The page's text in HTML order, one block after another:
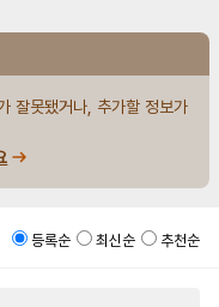
잘못됐거나, 추가할 정보가
등록순 최신순 추천순